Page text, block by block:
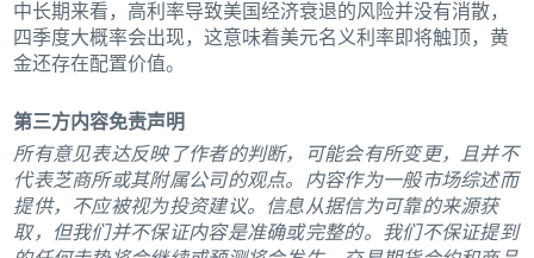
中长期来看，高利率导致美国经济衰退的风险并没有消散，
四季度大概率会出现，这意味着美元名义利率即将触顶，黄
金还存在配置价值。
第三方内容免责声明
所有意见表达反映了作者的判断，可能会有所变更，且并不
代表芝商所或其附属公司的观点。内容作为一般市场综述而
提供，不应被视为投资建议。信息从据信为可靠的来源获
取，但我们并不保证内容是准确或完整的。我们不保证提到